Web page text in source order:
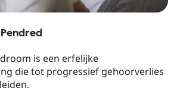
is een erfelijke
die tot progressief gehoorverlies